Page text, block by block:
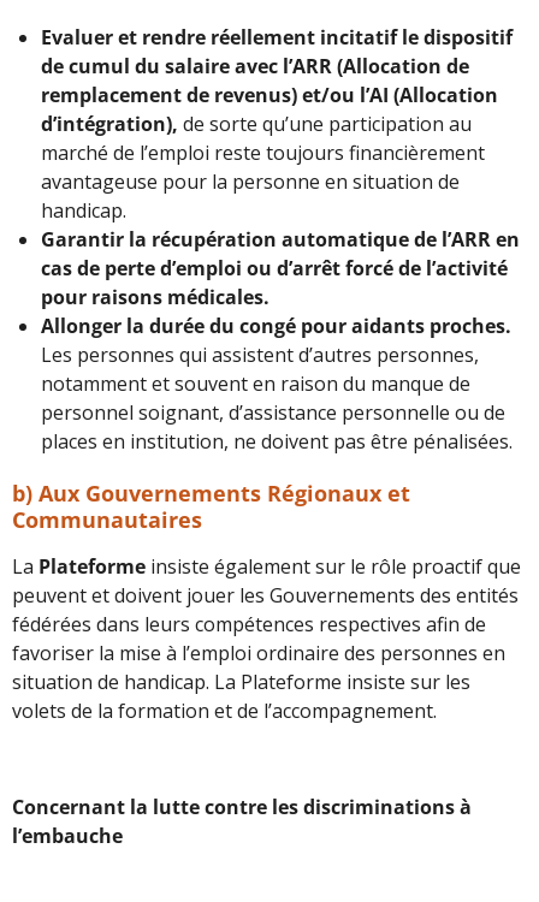
Evaluer et rendre réellement incitatif le dispositif
de cumul du salaire avec l’ARR (Allocation de
remplacement de revenus) et/ou l’AI (Allocation
d’intégration), de sorte qu’une participation au
marché de l’emploi reste toujours financièrement
avantageuse pour la personne en situation de
handicap.
Garantir la récupération automatique de l’ARR en
cas de perte d’emploi ou d’arrêt forcé de l’activité
pour raisons médicales.
Allonger la durée du congé pour aidants proches.
Les personnes qui assistent d’autres personnes,
notamment et souvent en raison du manque de
personnel soignant, d’assistance personnelle ou de
places en institution, ne doivent pas être pénalisées.
b) Aux Gouvernements Régionaux et
Communautaires
La Plateforme insiste également sur le rôle proactif que
peuvent et doivent jouer les Gouvernements des entités
fédérées dans leurs compétences respectives afin de
favoriser la mise à l’emploi ordinaire des personnes en
situation de handicap. La Plateforme insiste sur les
volets de la formation et de l’accompagnement.
Concernant la lutte contre les discriminations à
l’embauche